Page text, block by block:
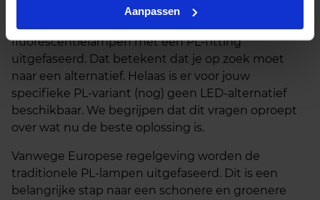
Aanpassen
Net als bij andere conventionele lichtbronnen
wordt ook de productie van compacte
fluorescentielampen met een PL-fitting
uitgefaseerd. Dat betekent dat je op zoek moet
naar een alternatief. Helaas is er voor jouw
specifieke PL-variant (nog) geen LED-alternatief
beschikbaar. We begrijpen dat dit vragen oproept
over wat nu de beste oplossing is.
Vanwege Europese regelgeving worden de
traditionele PL-lampen uitgefaseerd. Dit is een
belangrijke stap naar een schonere en groenere